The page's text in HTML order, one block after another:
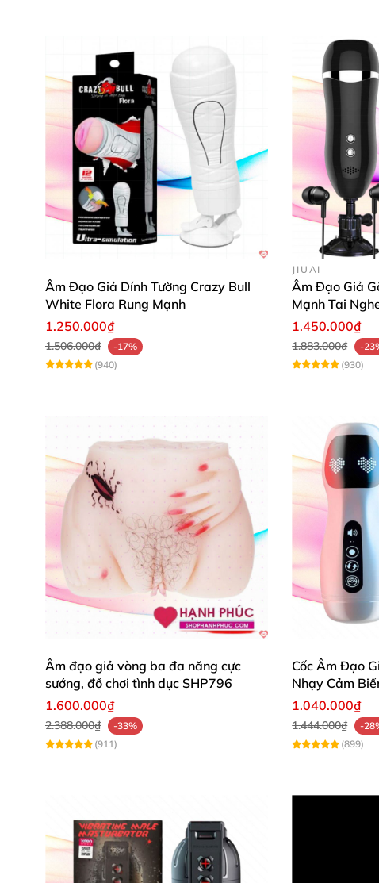
Utensils không chỉ đem lại hiệu quả trong việc cải
các quý ông khi muốn nâng
Dụng cụ đồ chơi tình dụcnày không chỉ tiện lợi
giả Jiuai Utensils giúp người dùng dễ dàng tận
Âm Đạo Giả Dính Tường Crazy Bull
White Flora Rung Mạnh
1.250.000₫
1.506.000₫
-17%
(940)
JIUAI
Âm Đạo Giả
Mạnh Tai
1.450.000₫
1.883.000₫
-
(930)
Âm đạo giả vòng ba đa năng cực
sướng, đồ chơi tình dục SHP796
1.600.000₫
2.388.000₫
-33%
(911)
Cốc Âm Đạo
Nhạy Cảm
1.040.000₫
1.444.000₫
-
(899)